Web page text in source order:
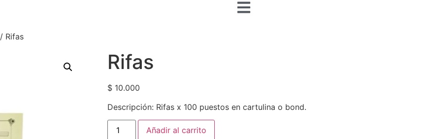
/ Rifas
Rifas
$10.000
Descripción: Rifas x 100 puestos en cartulina o bond.
Añadir al carrito